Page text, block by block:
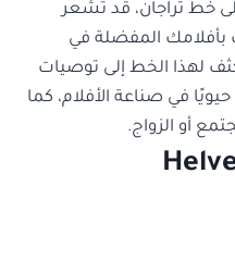
خط تراجان، قد تشعر
بأفلامك المفضلة في
لهذا الخط إلى توصيات
في صناعة الأفلام، كما
أو الزواج.